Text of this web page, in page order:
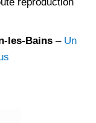
les-Bains– Un